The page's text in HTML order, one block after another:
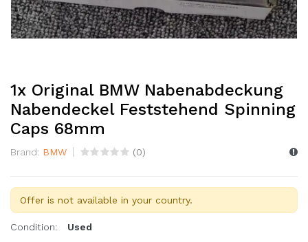
1x Original BMW Nabenabdeckung
Nabendeckel Feststehend Spinning
Caps 68mm
Brand: BMW (0)
Offer is not available in your country.
Condition: Used